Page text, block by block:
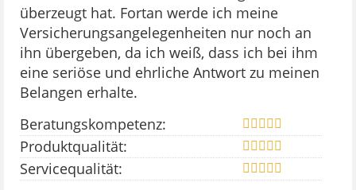
überzeugt hat. Fortan werde ich meine
Versicherungsangelegenheiten nur noch an
ihn übergeben, da ich weiß, dass ich bei ihm
eine seriöse und ehrliche Antwort zu meinen
Belangen erhalte.
Beratungskompetenz:
Produktqualität:
Servicequalität: